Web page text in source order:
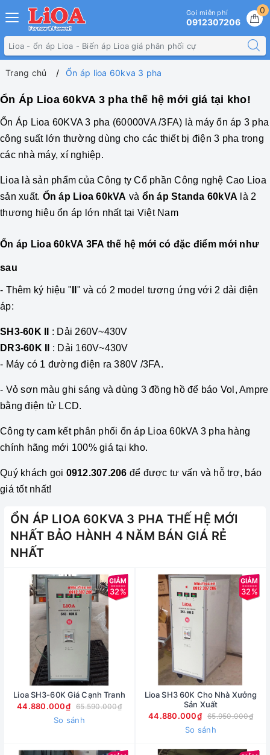
0
Gọi miễn phí
0912307206
Trang chủ Ổn áp lioa 60kva 3 pha
Ổn Áp Lioa 60kVA 3 pha thế hệ mới giá tại kho!
Ổn Áp Lioa 60KVA 3 pha (60000VA /3FA) là máy ổn áp 3 pha
công suất lớn thường dùng cho các thiết bị điện 3 pha trong
các nhà máy, xí nghiệp.
Lioa là sản phẩm của Công ty Cổ phần Công nghệ Cao Lioa
sản xuất. Ổn áp Lioa 60kVA và ổn áp Standa 60kVA là 2
thương hiệu ổn áp lớn nhất tại Việt Nam
Ổn áp Lioa 60kVA 3FA thế hệ mới có đặc điểm mới như
sau
- Thêm ký hiệu " " và có 2 model tương ứng với 2 dải điện
áp:
SH3-60K II
: Dải 260V~430V
DR3-60K II
: Dải 160V~430V
- Máy có 1 đường điện ra 380V /3FA.
- Vỏ sơn màu ghi sáng và dùng 3 đồng hồ để báo Vol, Ampre
bằng điện tử LCD.
Công ty cam kết phân phối ổn ápLioa 60kVA 3 pha hàng
chính hãng mới 100% giá tại kho.
Quý khách gọi 0912.307.206 để được tư vấn và hỗ trợ, báo
giá tốt nhất!
ỔN ÁP LIOA 60KVA 3 PHA THẾ HỆ MỚI
NHẤT BẢO HÀNH 4 NĂM BÁN GIÁ RẺ
NHẤT
32%
Lioa SH3-60K Giá Cạnh Tranh
44.880.000₫
65.590.000₫
So sánh
32%
Lioa SH3 60K Cho Nhà Xưởng
Sản Xuất
44.880.000₫
65.950.000₫
So sánh